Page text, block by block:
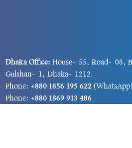
Dhaka Office: House-55, Road-08,
Gulshan-1, Dhaka-1212.
Phone: +880 1856 195 622 (WhatsApp)
Phone: +880 1869 913 486